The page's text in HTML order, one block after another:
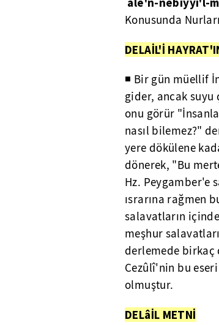
Konusunda
DELAİL'İ
◾ Bir gün müellif
gider, ancak suyu
onu görür
nasıl bilemez?"
yere dökülene
dönerek, "Bu
Hz. Peygamber'e
ısrarına rağmen
salavatların
meşhur
derlemede birkaç
Cezûlî'nin bu
olmuştur.
DELâİL METNİ